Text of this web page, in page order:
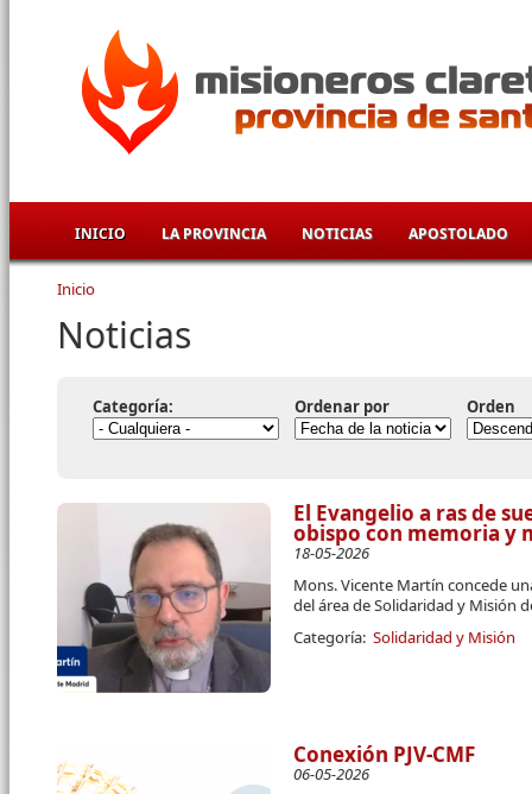
INICIO LA PROVINCIA NOTICIAS APOSTOLADO
Se encuentra usted aquí
Inicio
Noticias
Categoría: Ordenar por Orden
El Evangelio a ras de
obispo con memoria y
18-05-2026
Mons. Vicente Martín concede
del área de Solidaridad y Misión
Categoría: Solidaridad y Misión
Conexión PJV-CMF
06-05-2026